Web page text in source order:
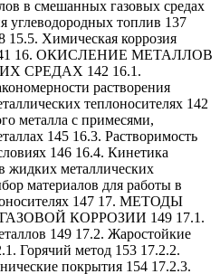
в смешанных газовых средах
углеводородных топлив 137
15.5. Химическая коррозия
141 16. ОКИСЛЕНИЕ МЕТАЛЛОВ
СРЕДАХ 142 16.1.
растворения
теплоносителях 142
металла с примесями,
145 16.3. Растворимость
146 16.4. Кинетика
жидких металлических
материалов для работы в
147 17. МЕТОДЫ
КОРРОЗИИ 149 17.1.
149 17.2. Жаростойкие
Горячий метод 153 17.2.2.
покрытия 154 17.2.3.